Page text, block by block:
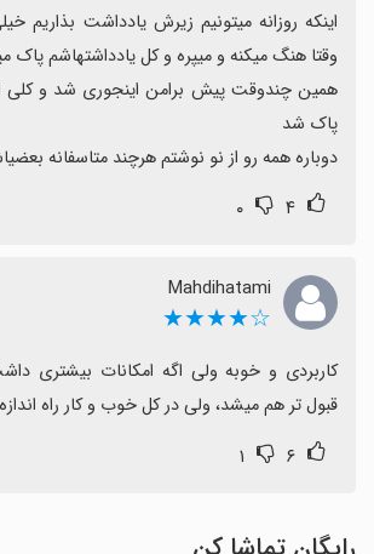
دوباره همه رو از نو نوشتم هرچند متاسفانه
۴ ۰
Mahdihatami
☆★★★★
قبول تر هم میشد، ولی در کل خوب و کار راه اندازه
۶ ۱